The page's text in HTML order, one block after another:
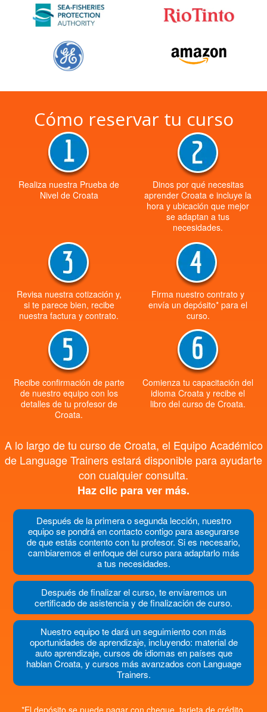
Cómo reservar tu curso
Realiza nuestra Prueba de
Nivel de Croata
Dinos por qué necesitas
aprender Croata e incluye la
hora y ubicación que mejor
se adaptan a tus
necesidades.
Revisa nuestra cotización y,
si te parece bien, recibe
nuestra factura y contrato.
Firma nuestro contrato y
envía un depósito* para el
curso.
Recibe confirmación de parte
de nuestro equipo con los
detalles de tu profesor de
Croata.
Comienza tu capacitación del
idioma Croata y recibe el
libro del curso de Croata.
A lo largo de tu curso de Croata, el Equipo Académico
de Language Trainers estará disponible para ayudarte
con cualquier consulta.
Haz clic para ver más.
Después de la primera o segunda lección, nuestro
equipo se pondrá en contacto contigo para asegurarse
de que estás contento con tu profesor. Si es necesario,
cambiaremos el enfoque del curso para adaptarlo más
a tus necesidades.
Después de finalizar el curso, te enviaremos un
certificado de asistencia y de finalización de curso.
Nuestro equipo te dará un seguimiento con más
oportunidades de aprendizaje, incluyendo: material de
auto aprendizaje, cursos de idiomas en países que
hablan Croata, y cursos más avanzados con Language
Trainers.